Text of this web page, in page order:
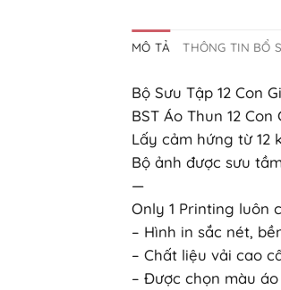
MÔ TẢ THÔNG TIN BỔ
Bộ Sưu Tập 12 Con
BST Áo Thun 12
Lấy cảm hứng từ 12
Bộ ảnh được sưu
—
Only 1 Printing luôn
– Hình in sắc nét,
– Chất liệu vải cao
– Được chọn màu